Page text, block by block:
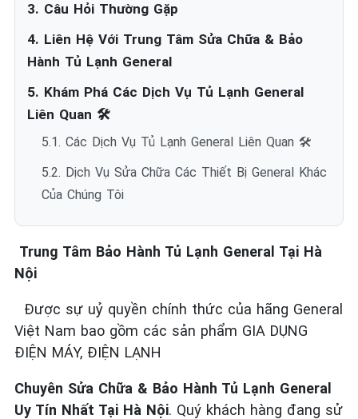
3. Câu Hỏi Thường Gặp
4. Liên Hệ Với Trung Tâm Sửa Chữa & Bảo
Hành Tủ Lạnh General
5. Khám Phá Các Dịch Vụ Tủ Lạnh General
Liên Quan 🛠️
5.1. Các Dịch Vụ Tủ Lạnh General Liên Quan 🛠️
5.2. Dịch Vụ Sửa Chữa Các Thiết Bị General Khác
Của Chúng Tôi
Trung Tâm Bảo Hành Tủ Lạnh General Tại Hà
Nội
Được sự uỷ quyền chính thức của hãng General
Việt Nam bao gồm các sản phẩm GIA DỤNG
ĐIỆN MÁY, ĐIỆN LẠNH
Chuyên Sửa Chữa & Bảo Hành Tủ Lạnh General
Uy Tín Nhất Tại Hà Nội. Quý khách hàng đang sử